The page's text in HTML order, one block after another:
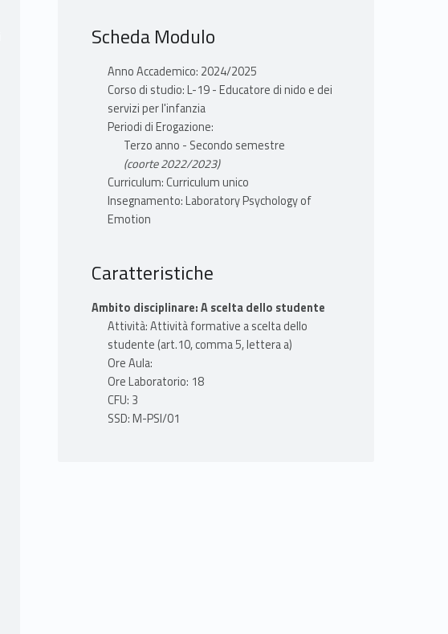
Scheda Modulo
Anno Accademico: 2024/2025
Corso di studio: L-19 - Educatore di nido e dei
servizi per l'infanzia
Periodi di Erogazione:
Terzo anno - Secondo semestre
(coorte 2022/2023)
Curriculum: Curriculum unico
Insegnamento: Laboratory Psychology of
Emotion
Caratteristiche
Ambito disciplinare: A scelta dello studente
Attività: Attività formative a scelta dello
studente (art.10, comma 5, lettera a)
Ore Aula:
Ore Laboratorio: 18
CFU: 3
SSD: M-PSI/01